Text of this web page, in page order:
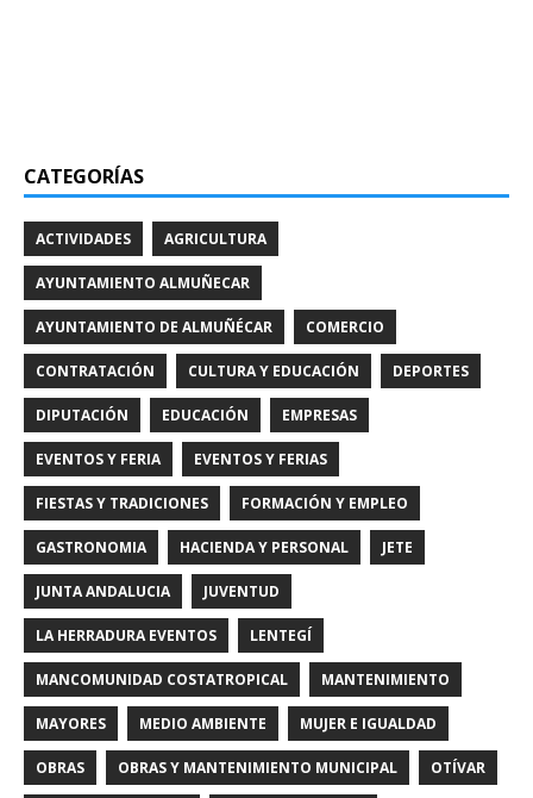
CATEGORÍAS
ACTIVIDADES AGRICULTURA
AYUNTAMIENTO ALMUÑECAR
AYUNTAMIENTO DE ALMUÑÉCAR COMERCIO
CONTRATACIÓN CULTURA Y EDUCACIÓN DEPORTES
DIPUTACIÓN EDUCACIÓN EMPRESAS
EVENTOS Y FERIA EVENTOS Y FERIAS
FIESTAS Y TRADICIONES FORMACIÓN Y EMPLEO
GASTRONOMIA HACIENDA Y PERSONAL JETE
JUNTA ANDALUCIA JUVENTUD
LA HERRADURA EVENTOS LENTEGÍ
MANCOMUNIDAD COSTATROPICAL MANTENIMIENTO
MAYORES MEDIO AMBIENTE MUJER E IGUALDAD
OBRAS OBRAS Y MANTENIMIENTO MUNICIPAL OTÍVAR